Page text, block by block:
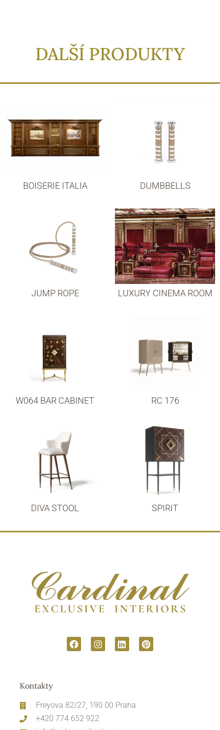
DALŠÍ PRODUKTY
BOISERIE ITALIA DUMBBELLS
JUMP ROPE LUXURY CINEMA ROOM
W064 BAR CABINET RC 176
DIVA STOOL SPIRIT
Kontakty
Freyova 82/27, 190 00 Praha
+420 774 652 922